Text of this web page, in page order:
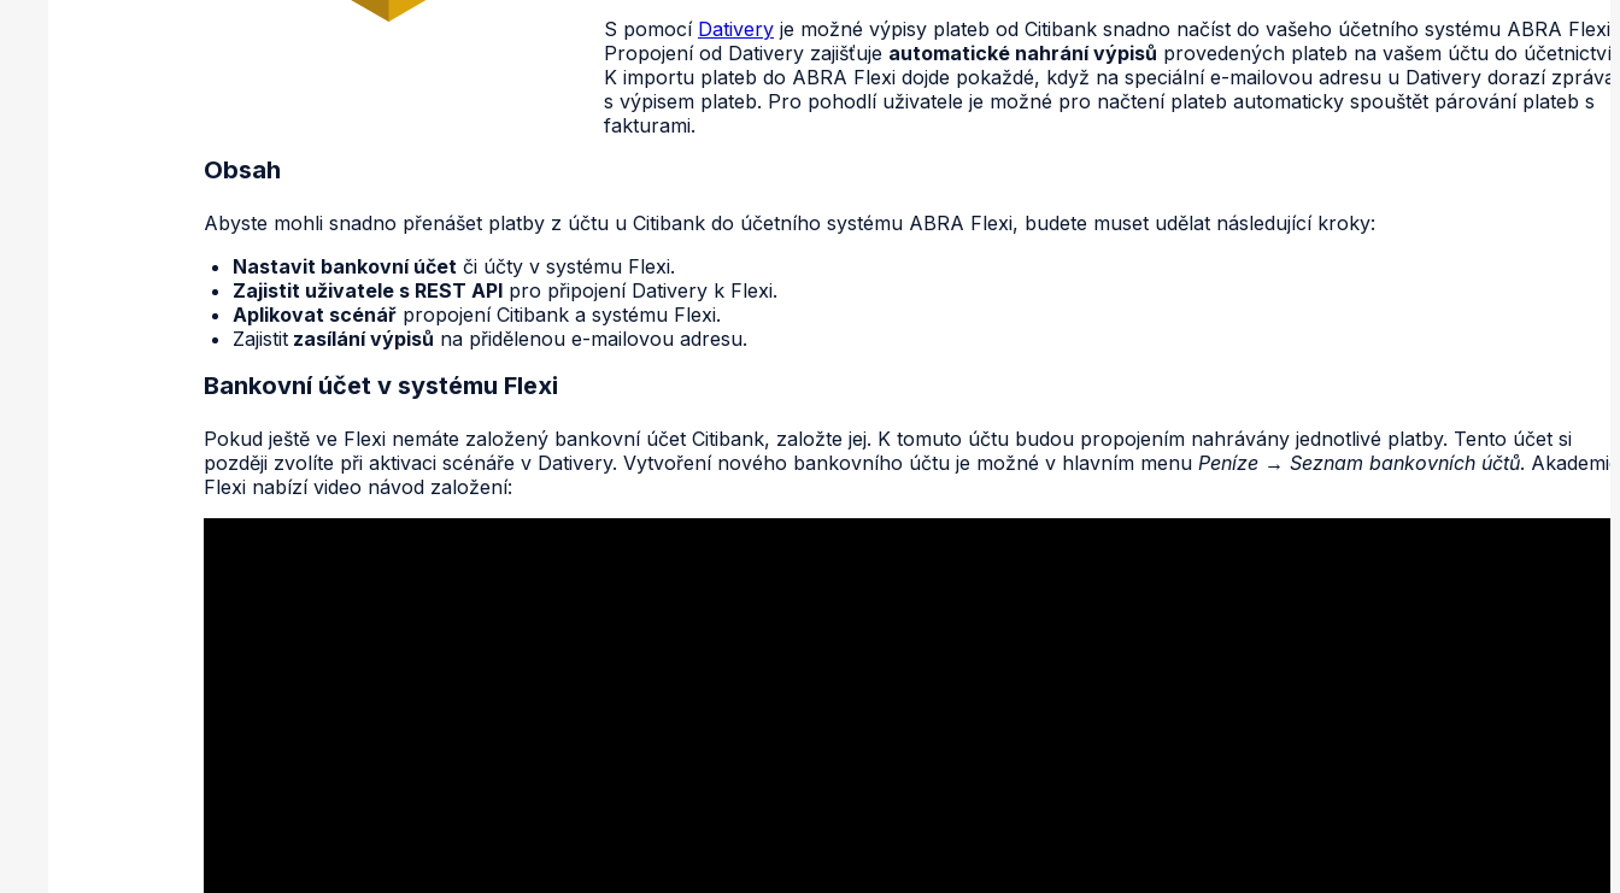
S pomocí Dativery je možné výpisy plateb od Citibank snadno načíst do vašeho účetního systému ABRA Flexi.
Propojení od Dativery zajišťuje automatické nahrání výpisů provedených plateb na vašem účtu do účetnictví.
K importu plateb do ABRA Flexi dojde pokaždé, když na speciální e-mailovou adresu u Dativery dorazí zpráva
s výpisem plateb. Pro pohodlí uživatele je možné pro načtení plateb automaticky spouštět párování plateb s
fakturami.
Obsah
Abyste mohli snadno přenášet platby z účtu u Citibank do účetního systému ABRA Flexi, budete muset udělat následující kroky:
Nastavit bankovní účet či účty v systému Flexi.
Zajistit uživatele s REST API pro připojení Dativery k Flexi.
Aplikovat scénář propojení Citibank a systému Flexi.
Zajistit zasílání výpisů na přidělenou e-mailovou adresu.
Bankovní účet v systému Flexi
Pokud ještě ve Flexi nemáte založený bankovní účet Citibank, založte jej. K tomuto účtu budou propojením nahrávány jednotlivé platby. Tento účet si
později zvolíte při aktivaci scénáře v Dativery. Vytvoření nového bankovního účtu je možné v hlavním menu Peníze → Seznam bankovních účtů. Akademie
Flexi nabízí video návod založení: